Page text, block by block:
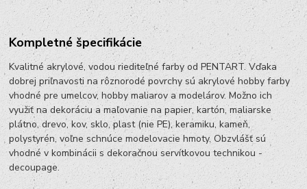
Kompletné špecifikácie
Kvalitné akrylové, vodou riediteľné farby od PENTART. Vďaka
dobrej priľnavosti na rôznorodé povrchy sú akrylové hobby farby
vhodné pre umelcov, hobby maliarov a modelárov. Možno ich
využiť na dekoráciu a maľovanie na papier, kartón, maliarske
plátno, drevo, kov, sklo, plast (nie PE), keramiku, kameň,
polystyrén, voľne schnúce modelovacie hmoty. Obzvlášť sú
vhodné v kombinácii s dekoračnou servítkovou technikou -
decoupage.